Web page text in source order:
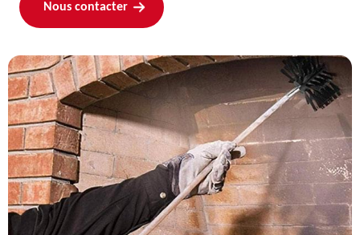
Nous contacter